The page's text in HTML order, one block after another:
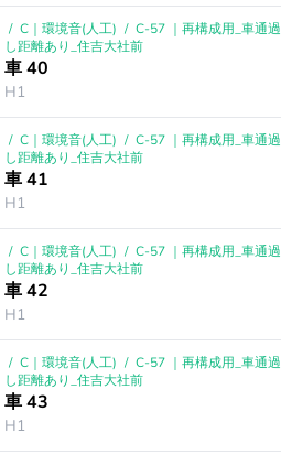
/ C｜環境音(人工) / C-57 ｜再構成用_車通過
し距離あり_住吉大社前
車 40
H1
/ C｜環境音(人工) / C-57 ｜再構成用_車通過
し距離あり_住吉大社前
車 41
H1
/ C｜環境音(人工) / C-57 ｜再構成用_車通過
し距離あり_住吉大社前
車 42
H1
/ C｜環境音(人工) / C-57 ｜再構成用_車通過
し距離あり_住吉大社前
車 43
H1